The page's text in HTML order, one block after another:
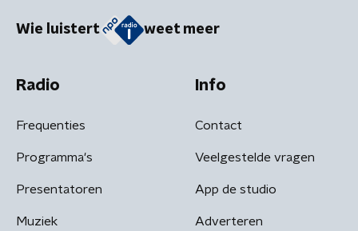
Wie luistert weet meer
Radio
Frequenties
Programma's
Presentatoren
Muziek
Info
Contact
Veelgestelde vragen
App de studio
Adverteren